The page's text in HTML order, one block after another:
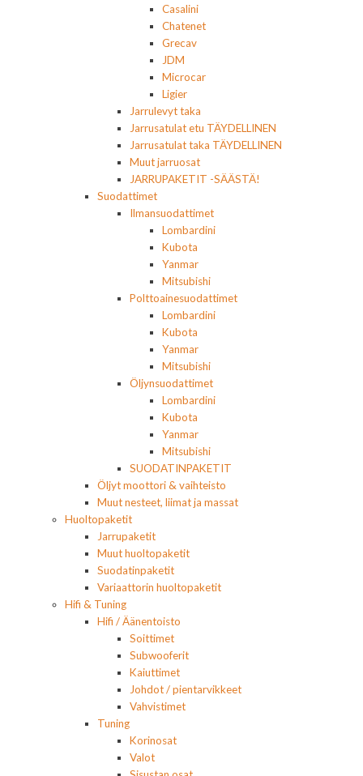
Casalini
Chatenet
Grecav
JDM
Microcar
Ligier
Jarrulevyt taka
Jarrusatulat etu TÄYDELLINEN
Jarrusatulat taka TÄYDELLINEN
Muut jarruosat
JARRUPAKETIT -SÄÄSTÄ!
Suodattimet
Ilmansuodattimet
Lombardini
Kubota
Yanmar
Mitsubishi
Polttoainesuodattimet
Lombardini
Kubota
Yanmar
Mitsubishi
Öljynsuodattimet
Lombardini
Kubota
Yanmar
Mitsubishi
SUODATINPAKETIT
Öljyt moottori & vaihteisto
Muut nesteet, liimat ja massat
Huoltopaketit
Jarrupaketit
Muut huoltopaketit
Suodatinpaketit
Variaattorin huoltopaketit
Hifi & Tuning
Hifi / Äänentoisto
Soittimet
Subwooferit
Kaiuttimet
Johdot / pientarvikkeet
Vahvistimet
Tuning
Korinosat
Valot